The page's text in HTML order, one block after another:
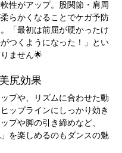
性がアップ。股関節・肩周
らかくなることでケガ予防
「最初は前屈が硬かったけ
つくようになった！」とい
ません🌟
尻効果
プや、リズムに合わせた動
ップラインにしっかり効き
プや脚の引き締めなど、
」を楽しめるのもダンスの魅